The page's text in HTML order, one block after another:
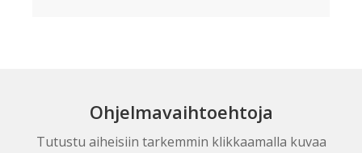
Ohjelmavaihtoehtoja
Tutustu aiheisiin tarkemmin klikkaamalla kuvaa